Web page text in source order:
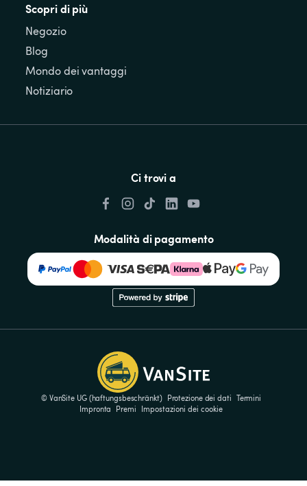
Scopri di più
Negozio
Blog
Mondo dei vantaggi
Notiziario
Ci trovi a
Modalità di pagamento
© VanSite UG (haftungsbeschränkt) Protezione dei dati Termini
Impronta
Premi Impostazioni dei cookie